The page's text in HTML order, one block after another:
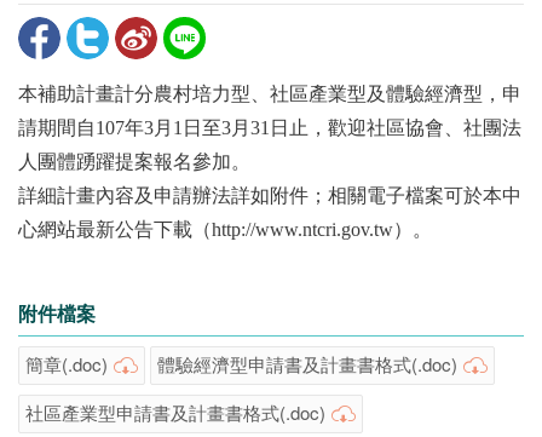
本補助計畫計分農村培力型、社區產業型及體驗經濟型，申
請期間自107年3月1日至3月31日止，歡迎社區協會、社團法
人團體踴躍提案報名參加。
詳細計畫內容及申請辦法詳如附件；相關電子檔案可於本中
心網站最新公告下載（http://www.ntcri.gov.tw）。
附件檔案
簡章(.doc)
體驗經濟型申請書及計畫書格式(.doc)
社區產業型申請書及計畫書格式(.doc)